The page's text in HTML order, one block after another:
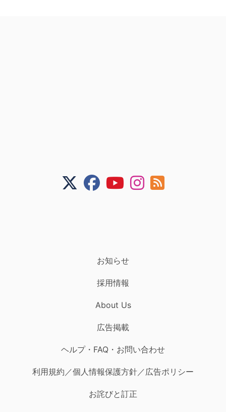
お知らせ
採用情報
About Us
広告掲載
ヘルプ・FAQ・お問い合わせ
利用規約／個人情報保護方針／広告ポリシー
お詫びと訂正